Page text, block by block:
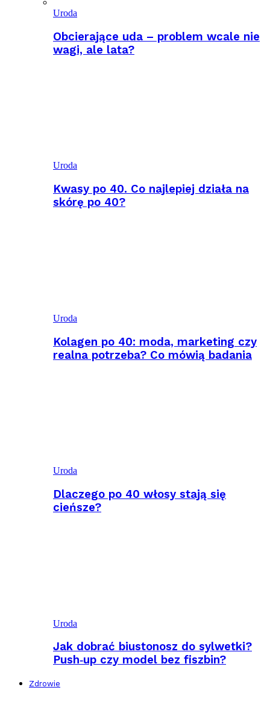
Uroda
Obcierające uda – problem wcale nie
wagi, ale lata?
Uroda
Kwasy po 40. Co najlepiej działa na
skórę po 40?
Uroda
Kolagen po 40: moda, marketing czy
realna potrzeba? Co mówią badania
Uroda
Dlaczego po 40 włosy stają się
cieńsze?
Uroda
Jak dobrać biustonosz do sylwetki?
Push‑up czy model bez fiszbin?
Zdrowie